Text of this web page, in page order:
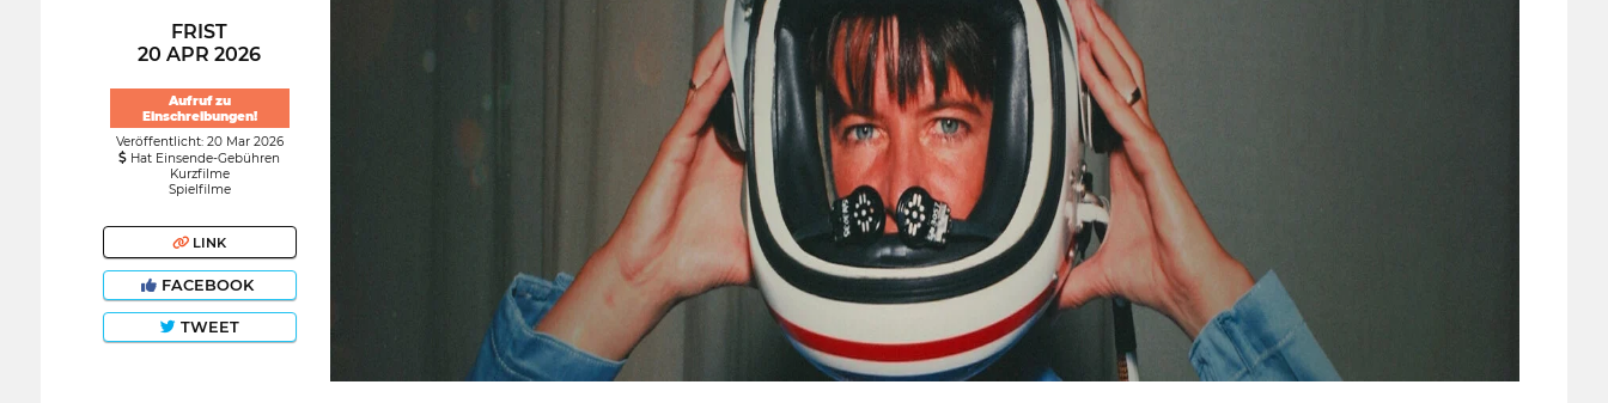
FRIST
20 APR 2026
Aufruf zu
Einschreibungen!
Veröffentlicht: 20 Mar 2026
Hat Einsende-Gebühren
Kurzfilme
Spielfilme
LINK
FACEBOOK
TWEET